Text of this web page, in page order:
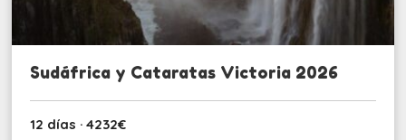
Sudáfrica y Cataratas Victoria 2026
12 días · 4232€